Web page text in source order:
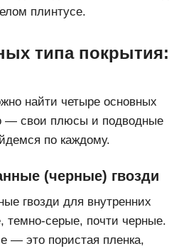
плинтусе.
типа покрытия:
найти четыре основных
— свои плюсы и подводные
по каждому.
(черные) гвозди
гвозди для внутренних
темно-серые, почти черные.
— это пористая пленка,